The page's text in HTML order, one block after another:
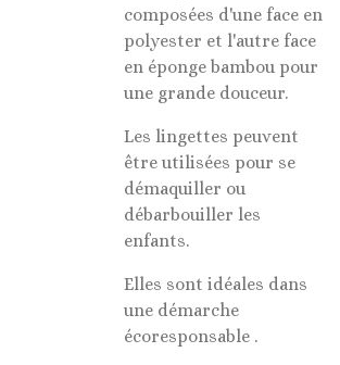
composées d'une face en
polyester et l'autre face
en éponge bambou pour
une grande douceur.
Les lingettes peuvent
être utilisées pour se
démaquiller ou
débarbouiller les
enfants.
Elles sont idéales dans
une démarche
écoresponsable .